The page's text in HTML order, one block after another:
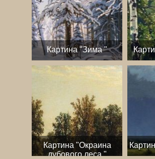
Картина "Зима "
Картина "Окраина
дубового леса "